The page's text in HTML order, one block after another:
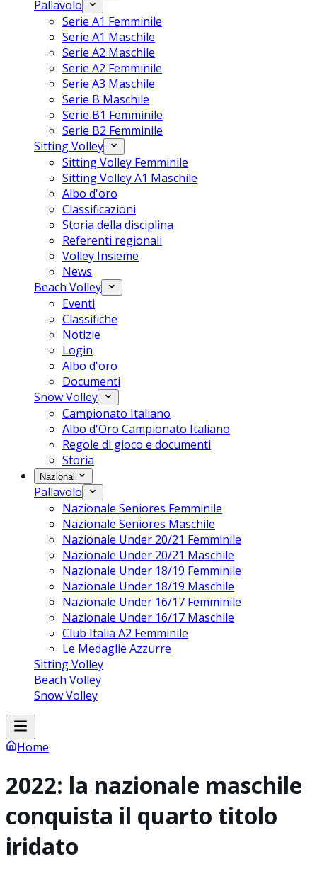
Pallavolo
Serie A1 Femminile
Serie A1 Maschile
Serie A2 Maschile
Serie A2 Femminile
Serie A3 Maschile
Serie B Maschile
Serie B1 Femminile
Serie B2 Femminile
Sitting Volley
Sitting Volley Femminile
Sitting Volley A1 Maschile
Albo d'oro
Classificazioni
Storia della disciplina
Referenti regionali
Volley Insieme
News
Beach Volley
Eventi
Classifiche
Notizie
Login
Albo d'oro
Documenti
Snow Volley
Campionato Italiano
Albo d'Oro Campionato Italiano
Regole di gioco e documenti
Storia
Nazionali
Pallavolo
Nazionale Seniores Femminile
Nazionale Seniores Maschile
Nazionale Under 20/21 Femminile
Nazionale Under 20/21 Maschile
Nazionale Under 18/19 Femminile
Nazionale Under 18/19 Maschile
Nazionale Under 16/17 Femminile
Nazionale Under 16/17 Maschile
Club Italia A2 Femminile
Le Medaglie Azzurre
Sitting Volley
Beach Volley
Snow Volley
Home
2022: la nazionale maschile
conquista il quarto titolo
iridato